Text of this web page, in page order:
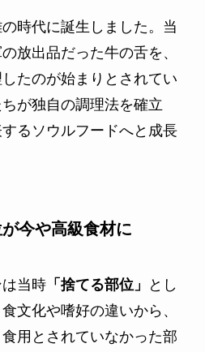
時代に誕生しました。当
放出品だった牛の舌を、
たのが始まりとされてい
が独自の調理法を確立
るソウルフードへと成長
今や高級食材に
当時「捨てる部位」
とし
文化や嗜好の違いから、
用とされていなかった部